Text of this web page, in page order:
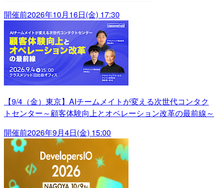
開催前2026年10月16日(金) 17:30
【9/4（金）東京】AIチームメイトが変える次世代コンタク
トセンター～顧客体験向上とオペレーション改革の最前線～
開催前2026年9月4日(金) 15:00